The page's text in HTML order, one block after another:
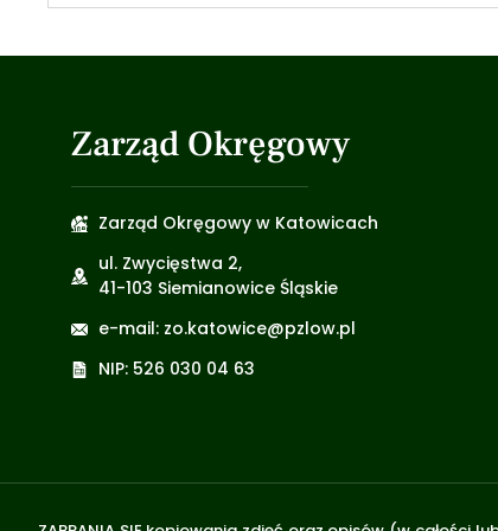
Zarząd Okręgowy
Zarząd Okręgowy w Katowicach
ul. Zwycięstwa 2,
41-103 Siemianowice Śląskie
e-mail: zo.katowice@pzlow.pl
NIP: 526 030 04 63